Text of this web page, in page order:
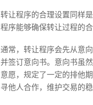
转让程序的合理设置同样
程序能够确保转让过程的
通常，转让程序会先从意
并签订意向书。意向书虽
意愿，规定了一定的排他
寻他人合作，维护交易的稳